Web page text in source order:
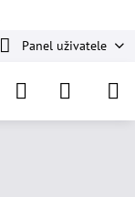
Panel uživatele